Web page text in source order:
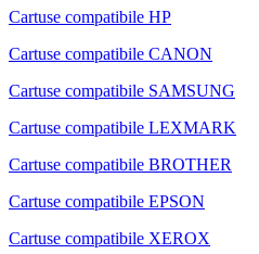
Cartuse compatibile HP
Cartuse compatibile CANON
Cartuse compatibile SAMSUNG
Cartuse compatibile LEXMARK
Cartuse compatibile BROTHER
Cartuse compatibile EPSON
Cartuse compatibile XEROX